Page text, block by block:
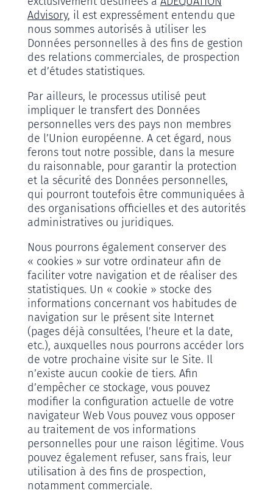
Advisory, il est expressément entendu que
nous sommes autorisés à utiliser les
Données personnelles à des fins de gestion
des relations commerciales, de prospection
et d’études statistiques.
Par ailleurs, le processus utilisé peut
impliquer le transfert des Données
personnelles vers des pays non membres
de l’Union européenne. A cet égard, nous
ferons tout notre possible, dans la mesure
du raisonnable, pour garantir la protection
et la sécurité des Données personnelles,
qui pourront toutefois être communiquées à
des organisations officielles et des autorités
administratives ou juridiques.
Nous pourrons également conserver des
« cookies » sur votre ordinateur afin de
faciliter votre navigation et de réaliser des
statistiques. Un « cookie » stocke des
informations concernant vos habitudes de
navigation sur le présent site Internet
(pages déjà consultées, l’heure et la date,
etc.), auxquelles nous pourrons accéder lors
de votre prochaine visite sur le Site. Il
n’existe aucun cookie de tiers. Afin
d’empêcher ce stockage, vous pouvez
modifier la configuration actuelle de votre
navigateur Web Vous pouvez vous opposer
au traitement de vos informations
personnelles pour une raison légitime. Vous
pouvez également refuser, sans frais, leur
utilisation à des fins de prospection,
notamment commerciale.